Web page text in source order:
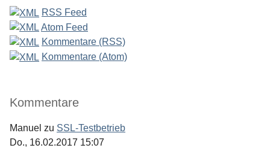
RSS Feed
Atom Feed
Kommentare (RSS)
Kommentare (Atom)
Kommentare
Manuel zu SSL-Testbetrieb
Do., 16.02.2017 15:07